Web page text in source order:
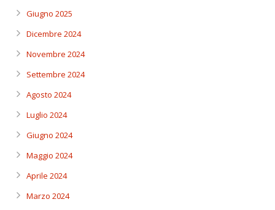
Giugno 2025
Dicembre 2024
Novembre 2024
Settembre 2024
Agosto 2024
Luglio 2024
Giugno 2024
Maggio 2024
Aprile 2024
Marzo 2024